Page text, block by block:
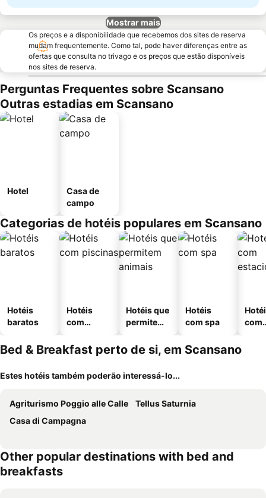
Mostrar mais
Os preços e a disponibilidade que recebemos dos sites de reserva
mudam frequentemente. Como tal, pode haver diferenças entre as
ofertas que consulta no trivago e os preços que estão disponíveis
nos sites de reserva.
Perguntas Frequentes sobre Scansano
Outras estadias em Scansano
Hotel
Casa de
campo
Categorias de hotéis populares em Scansano
Hotéis
baratos
Hotéis
com
Hotéis que
permitem
Hotéis
com spa
com
Bed & Breakfast perto de si, em Scansano
Estes hotéis também poderão interessá-lo...
Agriturismo Poggio alle Calle
Tellus Saturnia
Casa di Campagna
Other popular destinations with bed and
breakfasts